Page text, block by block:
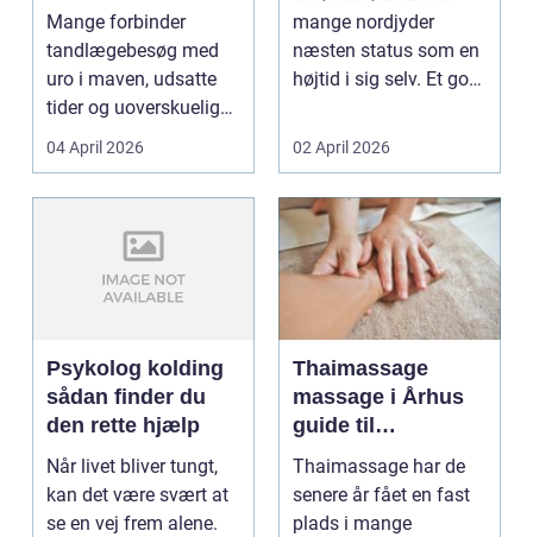
professionel
tandpleje
Mange forbinder
tandlægebesøg med
uro i maven, udsatte
tider og uoverskuelige
priser. Samtidig ved
04 April 2026
mange nordjyder
næsten status som en
højtid i sig selv. Et godt
02 April 2026
Psykolog kolding
sådan finder du
den rette hjælp
Når livet bliver tungt,
kan det være svært at
se en vej frem alene.
Thaimassage
massage i Århus
guide til
afslapning,
smidighed og
bedre velvære
Thaimassage har de
senere år fået en fast
plads i mange